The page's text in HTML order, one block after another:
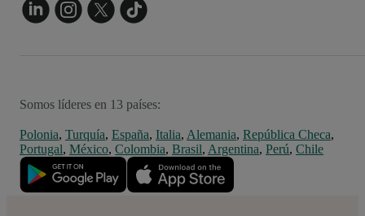
Somos líderes en 13 países:
Polonia, Turquía, España, Italia, Alemania, República Checa,
Portugal, México, Colombia, Brasil, Argentina, Perú, Chile